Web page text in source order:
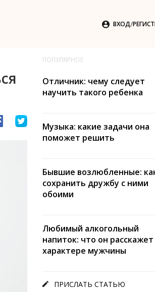
 ВХОД/
ПОПУЛЯРНОЕ
Отличник: чему следует
научить такого ребенка
Музыка: какие задачи она
поможет решить
Бывшие возлюбленные:
сохранить дружбу с ними
обоими
Любимый алкогольный
напиток: что он расскажет
характере мужчины
 ПРИСЛАТЬ СТАТЬЮ